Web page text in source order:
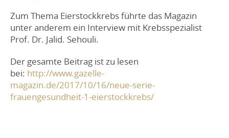
Zum Thema Eierstockkrebs führte das Magazin
unter anderem ein Interview mit Krebsspezialist
Prof. Dr. Jalid. Sehouli.
Der gesamte Beitrag ist zu lesen
bei: http://www.gazelle-
magazin.de/2017/10/16/neue-serie-
frauengesundheit-1-eierstockkrebs/